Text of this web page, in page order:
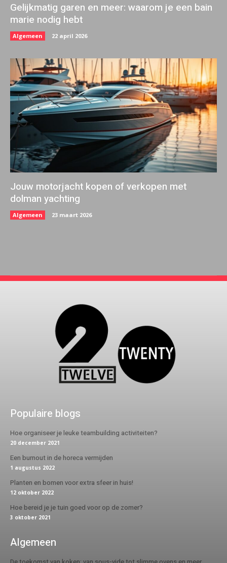
Gelijkmatig garen en meer: waarom je een bain
marie nodig hebt
Algemeen 22 april 2026
Jouw motorjacht kopen of verkopen met
dolman yachting
Algemeen 23 maart 2026
Populaire blogs
Hoe organiseer je leuke teambuilding activiteiten?
20 december 2021
Een burnout in de horeca vermijden
1 augustus 2022
Planten en bomen voor extra sfeer in huis!
12 oktober 2022
Hoe bereid je je tuin goed voor op de zomer?
3 oktober 2021
Algemeen